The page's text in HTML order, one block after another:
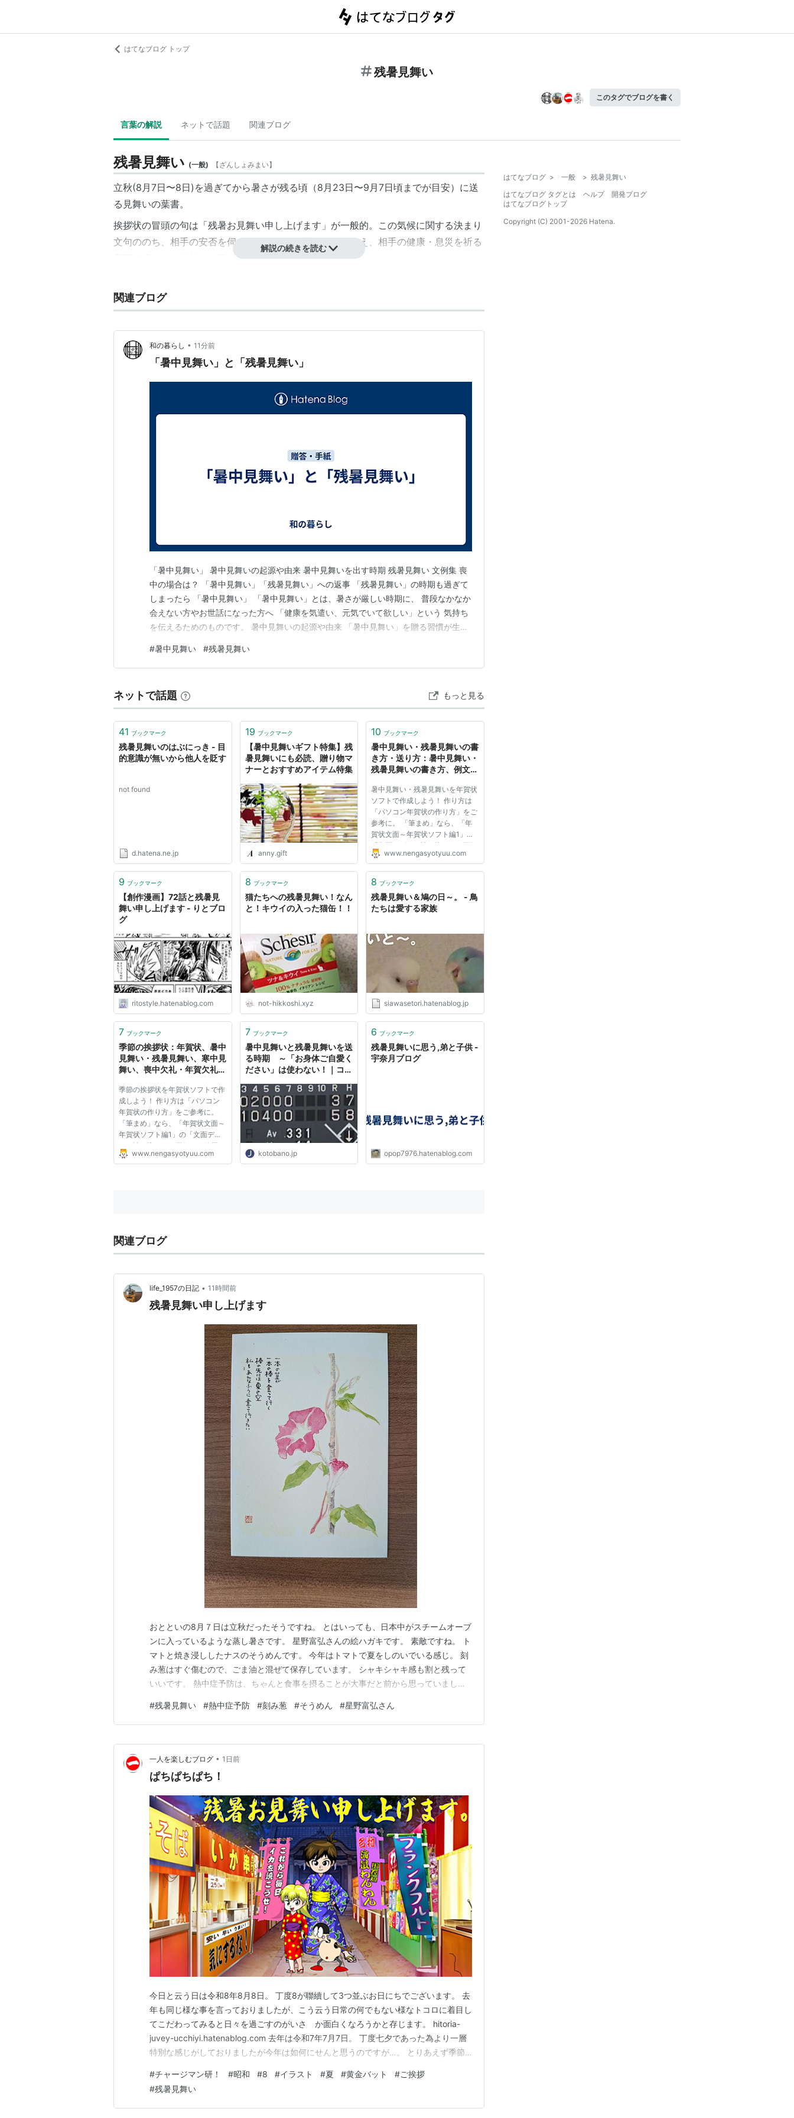
はてなブログ トップ
残暑見舞い
このタグでブログを書く
言葉の解説 ネットで話題 関連ブログ
残暑見舞い (一般) 【ざんしょみまい】
立秋(8月7日〜8日)を過ぎてから暑さが残る頃（8月23日〜9月7日頃までが目安）に送
る見舞いの葉書。
挨拶状の冒頭の句は「残暑お見舞い申し上げます」が一般的。この気候に関する決まり
文句ののち、相手の安否を伺い、次に自身の近況などを伝え、相手の健康・息災を祈る
言葉で締める。最後には日付と差出人を記す。
暑中見舞い特集：暑中見舞い・残暑見舞いの書き方・文例、夏のおたより郵便はがき
解説の続きを読む
関連ブログ
和の暮らし • 11分前
「暑中見舞い」と「残暑見舞い」
「暑中見舞い」 暑中見舞いの起源や由来 暑中見舞いを出す時期 残暑見舞い 文例集 喪
中の場合は？ 「暑中見舞い」「残暑見舞い」への返事 「残暑見舞い」の時期も過ぎて
しまったら 「暑中見舞い」 「暑中見舞い」とは、暑さが厳しい時期に、 普段なかなか
会えない方やお世話になった方へ 「健康を気遣い、元気でいて欲しい」という 気持ち
を伝えるためのものです。 暑中見舞いの起源や由来 「暑中見舞い」を贈る習慣が生ま
りをする習慣に由来します。 遠方で訪問出来ないお宅には、 飛脚便を使って贈り物や
書状を届けて いました。 その後…
#暑中見舞い #残暑見舞い
ネットで話題 もっと見る
41 ブックマーク
残暑見舞いのはぶにっき - 目
的意識が無いから他人を貶す
not found
d.hatena.ne.jp
19 ブックマーク
【暑中見舞いギフト特集】残
暑見舞いにも必読、贈り物マ
ナーとおすすめアイテム特集
anny.gift
10 ブックマーク
暑中見舞い・残暑見舞いの書
き方・送り方：暑中見舞い・
残暑見舞いの書き方、例文、
暑中見舞いドットコム」
暑中見舞い・残暑見舞いを年賀状
ソフトで作成しよう！ 作り方は
「パソコン年賀状の作り方」をご
参考に。 「筆まめ」なら、「年
賀状文面～年賀状ソフト編1」の
「文面デザイン読み込み」の要領
で、使用するデザインやイラスト
のカテゴリから選びます。基本的
す...
www.nengasyotyuu.com
9 ブックマーク
【創作漫画】72話と残暑見
舞い申し上げます - りとブロ
グ
ritostyle.hatenablog.com
8 ブックマーク
猫たちへの残暑見舞い！なん
と！キウイの入った猫缶！！
not-hikkoshi.xyz
8 ブックマーク
残暑見舞い＆鳩の日～。 - 鳥
たちは愛する家族
siawasetori.hatenablog.jp
7 ブックマーク
季節の挨拶状：年賀状、暑中
見舞い・残暑見舞い、寒中見
舞い、喪中欠礼・年賀欠礼状
る時期「年賀状・暑中見舞い
ドットコム」
季節の挨拶状を年賀状ソフトで作
成しよう！ 作り方は「パソコン
年賀状の作り方」をご参考に。
「筆まめ」なら、「年賀状文面～
年賀状ソフト編1」の「文面デザ
イン読み込み」の要領で、使用す
るデザインやイラストを「年賀
www.nengasyotyuu.com
7 ブックマーク
暑中見舞いと残暑見舞いを送
る時期 ～「お身体ご自愛く
ださい」は使わない！｜コト
kotobano.jp
6 ブックマーク
残暑見舞いに思う,弟と子供 -
宇奈月ブログ
opop7976.hatenablog.com
関連ブログ
life_1957の日記 • 11時間前
残暑見舞い申し上げます
おとといの8月７日は立秋だったそうですね。 とはいっても、日本中がスチームオーブ
ンに入っているような蒸し暑さです。 星野富弘さんの絵ハガキです。 素敵ですね。 ト
マトと焼き浸ししたナスのそうめんです。 今年はトマトで夏をしのいでいる感じ。 刻
み葱はすぐ傷むので、ごま油と混ぜて保存しています。 シャキシャキ感も割と残って
いいです。 熱中症予防は、ちゃんと食事を摂ることが大事だと前から思っていました
からとれる水分は多いし、タンパク質やミネラルを摂ることで血液の水分保持が保た
れ、脱水になりにくい。 とくに、朝の豆腐の味噌汁…
#残暑見舞い #熱中症予防 #刻み葱 #そうめん #星野富弘さん
一人を楽しむブログ • 1日前
ぱちぱちぱち！
今日と云う日は令和8年8月8日。 丁度8が聯續して3つ並ぶお日にちでございます。 去
年も同じ様な事を言っておりましたが、こう云う日常の何でもない様なトコロに着目し
てこだわってみると日々を過ごすのがいさゝか面白くなろうかと存じます。 hitoria-
juvey-ucchiyi.hatenablog.com 去年は令和7年7月7日。 丁度七夕であった為より一層
特別な感じがしておりましたが今年は如何にせんと思うのですが…。 とりあえず季節
ず8と云う訳で「ぱち」と發音する事に致しまして「幸せなら手を叩こう」と云う文言
に行き…
#チャージマン研！ #昭和 #8 #イラスト #夏 #黄金バット #ご挨拶
#残暑見舞い
はてなブログ > 一般 > 残暑見舞い
はてなブログ タグとは
ヘルプ
開発ブログ
はてなブログトップ
Copyright (C) 2001-2026 Hatena.